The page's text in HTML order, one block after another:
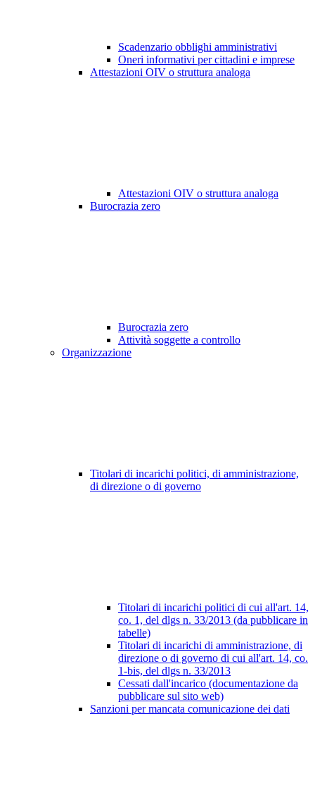
Scadenzario obblighi amministrativi
Oneri informativi per cittadini e imprese
Attestazioni OIV o struttura analoga
Attestazioni OIV o struttura analoga
Burocrazia zero
Burocrazia zero
Attività soggette a controllo
Organizzazione
Titolari di incarichi politici, di amministrazione,
di direzione o di governo
Titolari di incarichi politici di cui all'art. 14,
co. 1, del dlgs n. 33/2013 (da pubblicare in
tabelle)
Titolari di incarichi di amministrazione, di
direzione o di governo di cui all'art. 14, co.
1-bis, del dlgs n. 33/2013
Cessati dall'incarico (documentazione da
pubblicare sul sito web)
Sanzioni per mancata comunicazione dei dati